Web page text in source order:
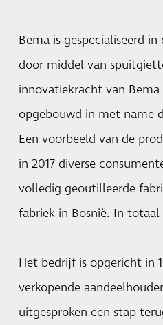
Bema is gespecialiseerd
door middel van
innovatiekracht van
opgebouwd in met name
Een voorbeeld van de
in 2017 diverse
volledig geoutilleerde
fabriek in Bosnië. In
Het bedrijf is opgericht in
verkopende
uitgesproken een stap